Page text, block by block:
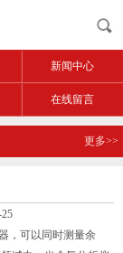
新闻中心
在线留言
更多>>
，可以同时测量余